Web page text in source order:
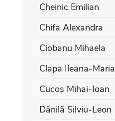
Cheinic Emilian
Chifa Alexandra
Ciobanu Mihaela
Clapa Ileana-Maria
Cucoș Mihai-Ioan
Dănilă Silviu-Leon